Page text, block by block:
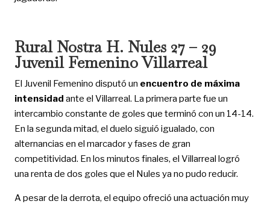
Rural Nostra H. Nules 27 – 29
Juvenil Femenino Villarreal
El Juvenil Femenino disputó un encuentro de máxima
intensidad ante el Villarreal. La primera parte fue un
intercambio constante de goles que terminó con un 14-14.
En la segunda mitad, el duelo siguió igualado, con
alternancias en el marcador y fases de gran
competitividad. En los minutos finales, el Villarreal logró
una renta de dos goles que el Nules ya no pudo reducir.
A pesar de la derrota, el equipo ofreció una actuación muy